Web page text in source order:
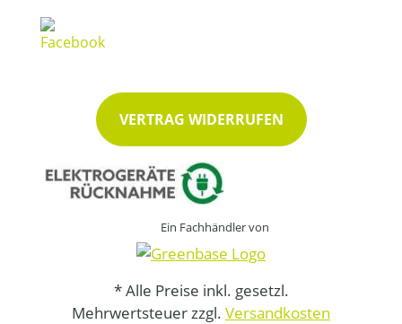
VERTRAG WIDERRUFEN
Ein Fachhändler von
* Alle Preise inkl. gesetzl.
Mehrwertsteuer zzgl. Versandkosten